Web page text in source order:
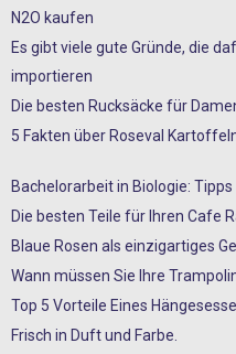
N2O kaufen
Es gibt viele gute Gründe, die
importieren
Die besten Rucksäcke für
5 Fakten über Roseval
Bachelorarbeit in Biologie:
Die besten Teile für Ihren Cafe
Blaue Rosen als einzigartiges
Wann müssen Sie Ihre
Top 5 Vorteile Eines
Frisch in Duft und Farbe.